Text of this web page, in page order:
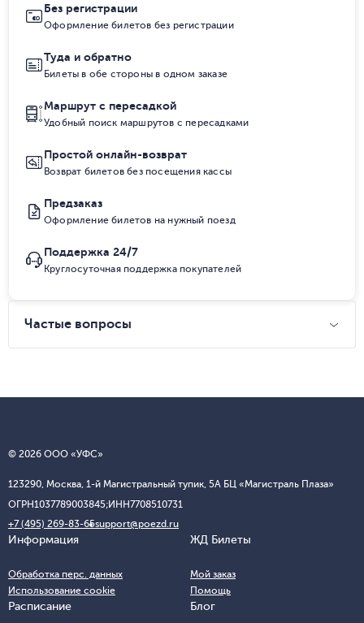
Без регистрации
Оформление билетов без регистрации
Туда и обратно
Билеты в обе стороны в одном заказе
Маршрут с пересадкой
Удобный поиск маршрутов с пересадками
Простой онлайн-возврат
Возврат билетов без посещения кассы
Предзаказ
Оформление билетов на нужный поезд
Поддержка 24/7
Круглосуточная поддержка покупателей
Частые вопросы
© 2026 ООО «УФС»
123290, Москва, 1-й Магистральный тупик, 5А БЦ «Магистраль Плаза»
ОГРН1037789003845;ИНН7708510731
+7 (495) 269-83-65support@poezd.ru
Информация
Обработка перс. данных
Использование cookie
ЖД Билеты
Мой заказ
Помощь
Расписание Блог